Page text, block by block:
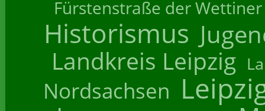
Fürstenstraße der Wettiner
Historismus
Landkreis Leipzig
Nordsachsen